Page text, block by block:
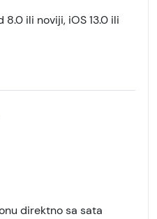
ili noviji, iOS 13.0 ili
direktno sa sata